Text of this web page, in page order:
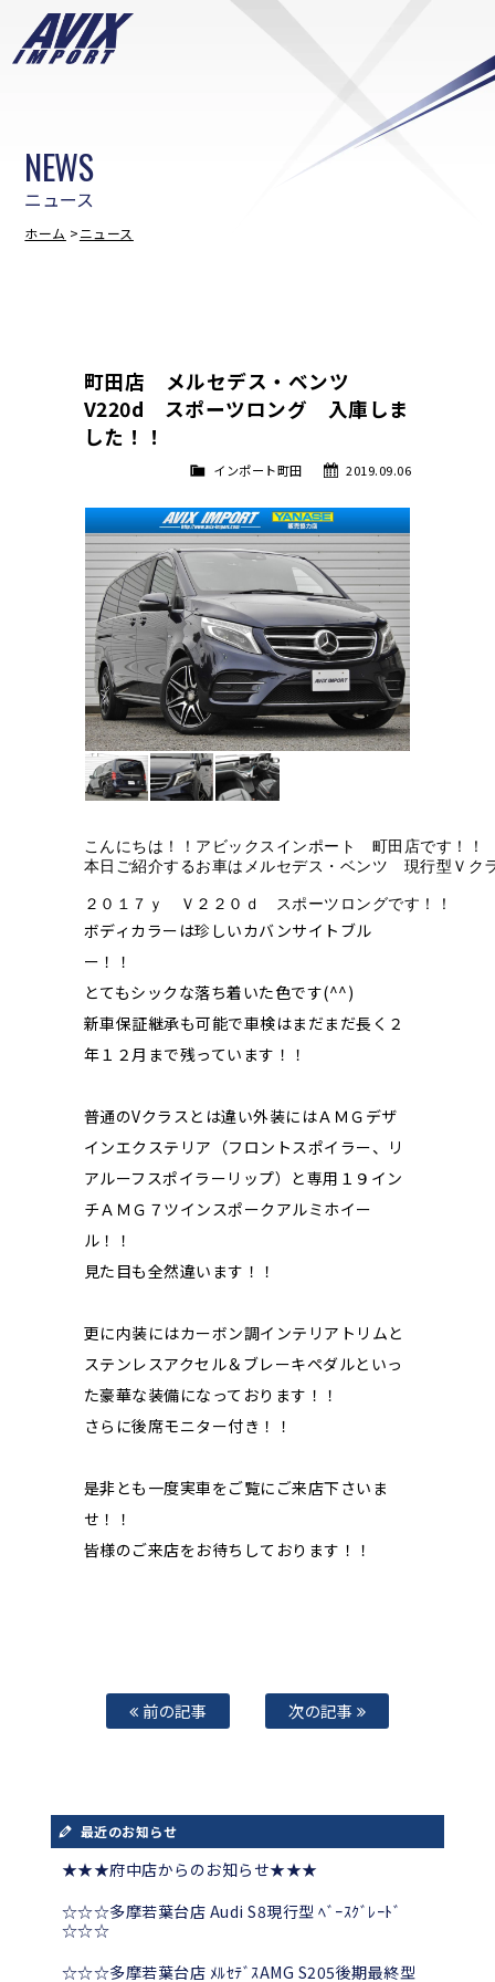
ニュース
NEWS
ホーム ニュース
町田店 メルセデス・ベンツ
V220d スポーツロング 入庫しま
した！！
2019.09.06
インポート町田
こんにちは！！アビックスインポート　町田店です！！
本日ご紹介するお車はメルセデス・ベンツ　現行型Ｖク
ボディカラーは珍しいカバンサイトブル
ー！！
とてもシックな落ち着いた色です(^^)
新車保証継承も可能で車検はまだまだ長く２
年１２月まで残っています！！
普通のVクラスとは違い外装にはＡＭＧデザ
インエクステリア（フロントスポイラー、リ
アルーフスポイラーリップ）と専用１９イン
チＡＭＧ７ツインスポークアルミホイー
ル！！
見た目も全然違います！！
更に内装にはカーボン調インテリアトリムと
ステンレスアクセル＆ブレーキペダルといっ
た豪華な装備になっております！！
さらに後席モニター付き！！
是非とも一度実車をご覧にご来店下さいま
せ！！
皆様のご来店をお待ちしております！！
前の記事 次の記事
最近のお知らせ
★★★府中店からのお知らせ★★★
☆☆☆多摩若葉台店 Audi S8現行型 ﾍﾞｰｽｸﾞﾚｰﾄﾞ
☆☆☆
☆☆☆多摩若葉台店 ﾒﾙｾﾃﾞｽAMG S205後期最終型